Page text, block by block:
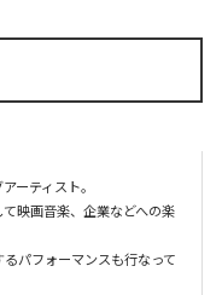
ーティスト。
映画音楽、企業などへの楽
パフォーマンスも行なって